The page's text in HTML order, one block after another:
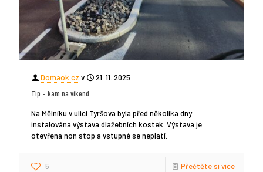
Domaok.cz v
21. 11. 2025
Tip – kam na víkend
Na Mělníku v ulici Tyršova byla před několika dny
instalována výstava dlažebních kostek. Výstava je
otevřena non stop a vstupné se neplatí.
5 Přečtěte si více